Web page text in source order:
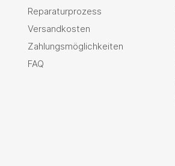
Reparaturprozess
Versandkosten
Zahlungsmöglichkeiten
FAQ